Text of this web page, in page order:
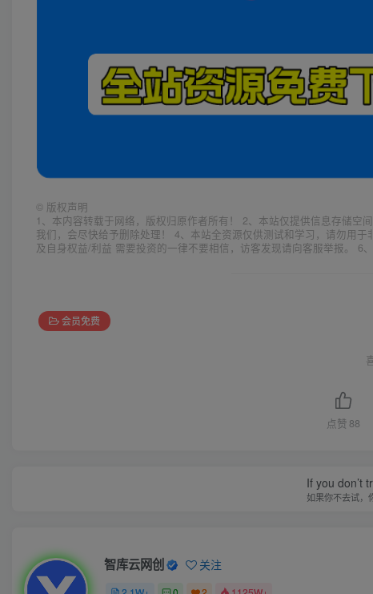
© 版权声明
1、本内容转载于网络，版权归原作者所有！ 2、本站仅提供信息存储
我们，会尽快给予删除处理！ 4、本站全资源仅供测试和学习，请勿用
及自身权益/利益 需要投资的一律不要相信，访客发现请向客服举报。
会员免费
点赞 88
If you don’t
如果你不去试，
智库云网创 关注